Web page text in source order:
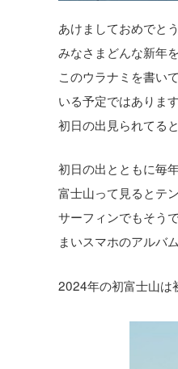
あけましておめでと
みなさまどんな新年
このウラナミを書い
いる予定ではあります
初日の出見られてる
初日の出とともに毎
富士山って見るとテ
サーフィンでもそう
まいスマホのアルバ
2024年の初富士山は